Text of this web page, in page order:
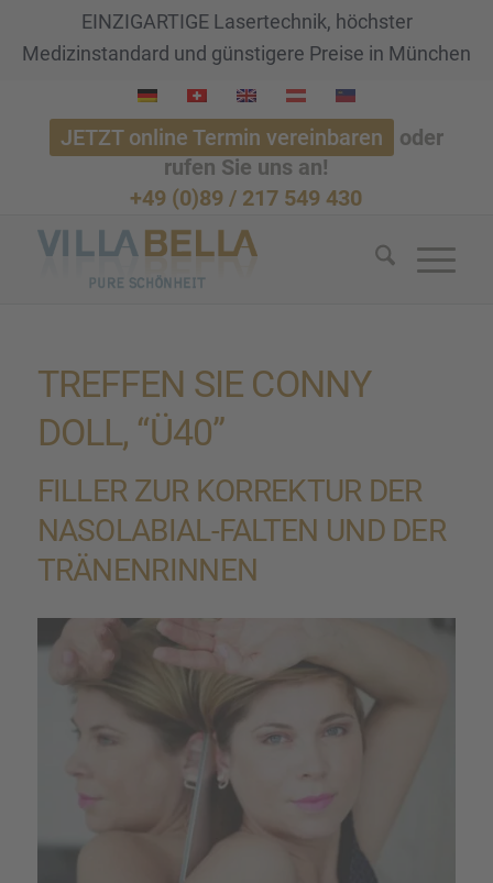
EINZIGARTIGE Lasertechnik, höchster
Medizinstandard und günstigere Preise in München
JETZT online Termin vereinbaren
oder
rufen Sie uns an!
+49 (0)89 / 217 549 430
TREFFEN SIE CONNY
DOLL, “Ü40”
FILLER ZUR KORREK­TUR DER
NASOLA­BIAL-FALTEN UND DER
TRÄNEN­RIN­NEN